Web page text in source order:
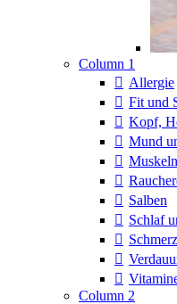
Column 1
Allergie
Fit und
Kopf,
Mund
Salben
Schlaf
Column 2